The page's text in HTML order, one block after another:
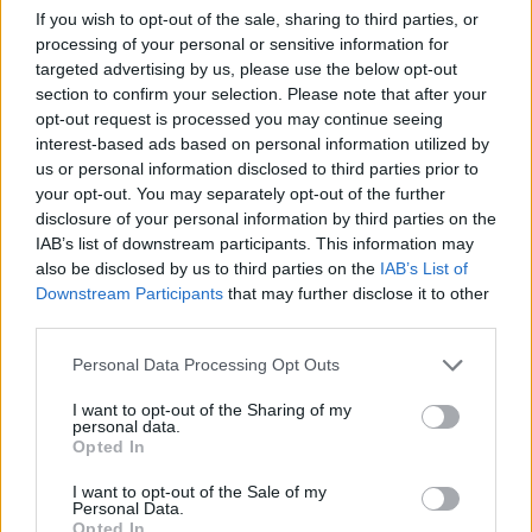
If you wish to opt-out of the sale, sharing to third parties, or
processing of your personal or sensitive information for
targeted advertising by us, please use the below opt-out
section to confirm your selection. Please note that after your
opt-out request is processed you may continue seeing
interest-based ads based on personal information utilized by
us or personal information disclosed to third parties prior to
your opt-out. You may separately opt-out of the further
disclosure of your personal information by third parties on the
IAB’s list of downstream participants. This information may
also be disclosed by us to third parties on the IAB’s List of
Downstream Participants that may further disclose it to other
Please note that this website/app uses one or more Google
not limited to your visit or usage behaviour. You may click to
grant or deny consent to Google and its third-party tags to
use your data for below specified purposes in below Google
consent section.
Personal Data Processing Opt Outs
I want to opt-out of the Sharing of my
personal data.
Opted In
I want to opt-out of the Sale of my
Personal Data.
Opted In
SEGUICI SU FACEBOOK
POTREBBE INTERESSARTI
Forza Nuova, processo per il
pestaggio punitivo, spunta una
nuova versione dei fatti
5 anni fa
Roma, Meloni sulla camionetta
dell’esercito lascia spazio a
tanta immaginazione
Precedente
Arrestata ex
consigliera
150 anni Roma